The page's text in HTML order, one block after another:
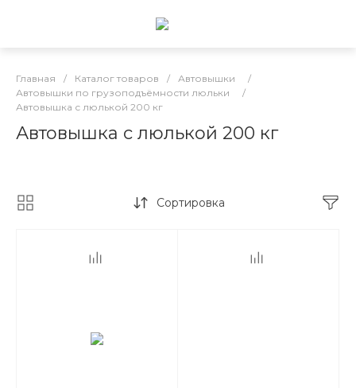
Главная / Каталог товаров / Автовышки
/
Автовышки по грузоподъёмности люльки
/
Автовышка с люлькой 200 кг
Автовышка с люлькой 200 кг
Сортировка